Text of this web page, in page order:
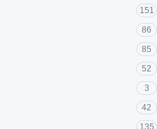
151
86
85
52
3
42